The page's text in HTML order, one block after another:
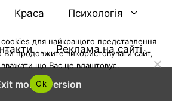
Краса Психологія
Реклама на сайті
mobile version
для найкращого представлення
продовжите використовувати сайт,
що Вас це влаштовує.
Ok